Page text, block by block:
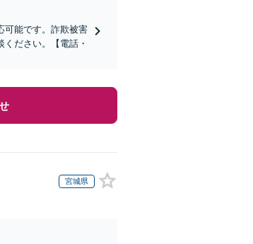
可能です。詐欺被害
ださい。【電話・
宮城県